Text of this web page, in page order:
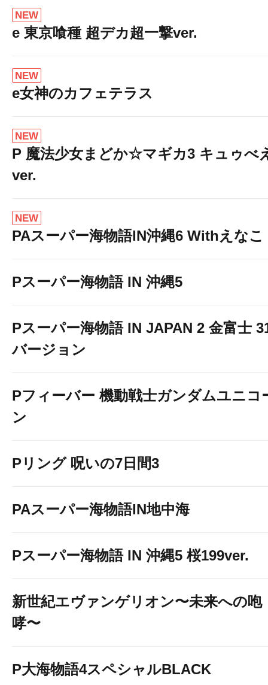
★☆最新機
NEW
e 東京喰種 超デカ超一撃ver.
NEW
e女神のカフェテラス
NEW
P 魔法少女まどか☆マギカ3 キュゥべ
ver.
NEW
PAスーパー海物語IN沖縄6 Withえなこ
Pスーパー海物語 IN 沖縄5
Pスーパー海物語 IN JAPAN 2 金富士
バージョン
Pフィーバー 機動戦士ガンダムユニコ
ン
Pリング 呪いの7日間3
PAスーパー海物語IN地中海
Pスーパー海物語 IN 沖縄5 桜199ver.
新世紀エヴァンゲリオン〜未来への咆
哮〜
P大海物語4スペシャルBLACK